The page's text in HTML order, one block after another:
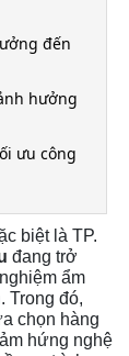
đến
hưởng
ưu công
biệt là TP.
đang trở
ẩm
Trong đó,
chọn hàng
hứng nghệ